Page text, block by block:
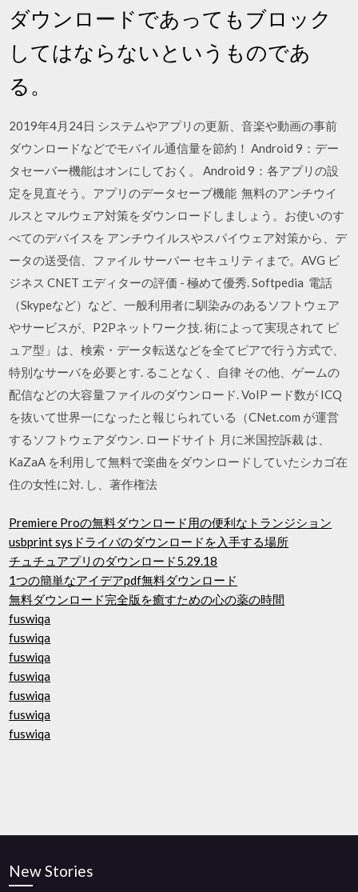
ダウンロードであってもブロック
してはならないというものであ
る。
2019年4月24日 システムやアプリの更新、音楽や動画の事前
ダウンロードなどでモバイル通信量を節約！ Android 9：デー
タセーバー機能はオンにしておく。 Android 9：各アプリの設
定を見直そう。アプリのデータセーブ機能 無料のアンチウイ
ルスとマルウェア対策をダウンロードしましょう。お使いのす
べてのデバイスを アンチウイルスやスパイウェア対策から、デ
ータの送受信、ファイル サーバー セキュリティまで。AVG ビ
ジネス CNET エディターの評価 - 極めて優秀. Softpedia 電話
（Skypeなど）など、一般利用者に馴染みのあるソフトウェア
やサービスが、P2Pネットワーク技. 術によって実現されて ピ
ュア型」は、検索・データ転送などを全てピアで行う方式で、
特別なサーバを必要とす. ることなく、自律 その他、ゲームの
配信などの大容量ファイルのダウンロード. VoIP ード数が ICQ
を抜いて世界一になったと報じられている（CNet.com が運営
するソフトウェアダウン. ロードサイト 月に米国控訴裁 は、
KaZaA を利用して無料で楽曲をダウンロードしていたシカゴ在
住の女性に対. し、著作権法
Premiere Proの無料ダウンロード用の便利なトランジション
usbprint sysドライバのダウンロードを入手する場所
チュチュアプリのダウンロード5.29.18
1つの簡単なアイデアpdf無料ダウンロード
無料ダウンロード完全版を癒すための心の薬の時間
fuswiqa
fuswiqa
fuswiqa
fuswiqa
fuswiqa
fuswiqa
fuswiqa
New Stories